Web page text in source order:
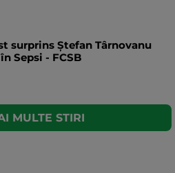
surprins Ștefan Târnovanu
Sepsi - FCSB
MULTE STIRI